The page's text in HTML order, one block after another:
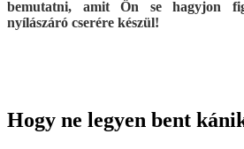
bemutatni, amit Ön se hagyjon
nyílászáró cserére készül!
Hogy ne legyen bent